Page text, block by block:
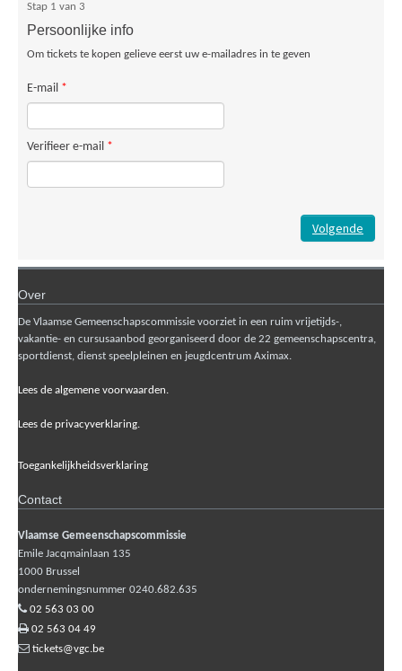
Stap 1 van 3
Persoonlijke info
Om tickets te kopen gelieve eerst uw e-mailadres in te geven
E-mail *
Verifieer e-mail *
Volgende
Over
De Vlaamse Gemeenschapscommissie voorziet in een ruim vrijetijds-,
vakantie- en cursusaanbod georganiseerd door de 22 gemeenschapscentra,
sportdienst, dienst speelpleinen en jeugdcentrum Aximax.
Lees de algemene voorwaarden.
Lees de privacyverklaring.
Toegankelijkheidsverklaring
Contact
Vlaamse Gemeenschapscommissie
Emile Jacqmainlaan 135
1000 Brussel
ondernemingsnummer 0240.682.635
02 563 03 00
02 563 04 49
tickets@vgc.be